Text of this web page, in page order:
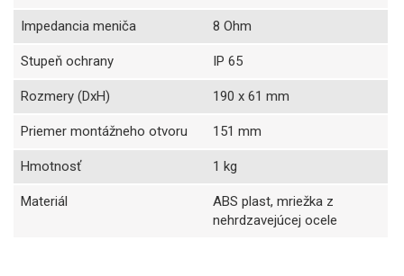
Impedancia meniča 8 Ohm
Stupeň ochrany IP 65
Rozmery (DxH) 190 x 61 mm
Priemer montážneho otvoru 151 mm
Hmotnosť 1 kg
Materiál
ABS plast, mriežka z
nehrdzavejúcej ocele